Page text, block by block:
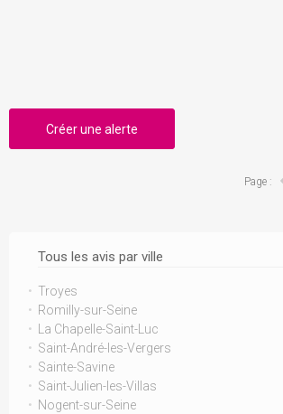
Tous les avis par ville
Troyes
Romilly-sur-Seine
La Chapelle-Saint-Luc
Saint-André-les-Vergers
Sainte-Savine
Saint-Julien-les-Villas
Nogent-sur-Seine
Créer une alerte
Page :